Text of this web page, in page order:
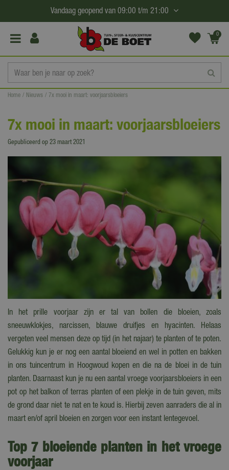
a
Home Nieuws 7x mooi in maart: voorjaarsbloeiers
Vandaag geopend van 09:00 t/m 21:00
0
(€0,
7x mooi in maart: voorjaarsbloeiers
Gepubliceerd op 23 maart 2021
In het prille voorjaar zijn er tal van bollen die bloeien, zoals
sneeuwklokjes, narcissen, blauwe druifjes en hyacinten. Helaas
vergeten veel mensen deze op tijd (in het najaar) te planten of te poten.
Gelukkig kun je er nog een aantal bloeiend en wel in potten en bakken
in ons tuincentrum in Hoogwoud kopen en die na de bloei in de tuin
planten. Daarnaast kun je nu een aantal vroege voorjaarsbloeiers in een
pot op het balkon of terras planten of een plekje in de tuin geven, mits
de grond daar niet te nat en te koud is. Hierbij zeven aanraders die al in
maart en/of april bloeien en zorgen voor een instant lentegevoel.
Top 7 bloeiende planten in het vroege
voorjaar